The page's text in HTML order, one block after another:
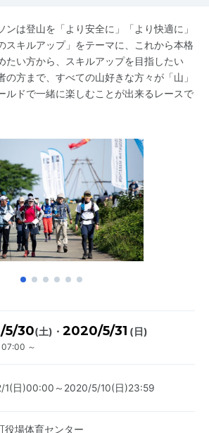
ンは登山を「より安全に」「より快適に」
スキルアップ」をテーマに、これから本格
たい方から、スキルアップを目指したい
の方まで、すべての山好きな方々が「山」
ルドで一緒に楽しむことが出来るレースで
5/30(土) ・ 2020/5/31 (日)
～
1(日)00:00～2020/5/10(日)23:59
役場体育センター